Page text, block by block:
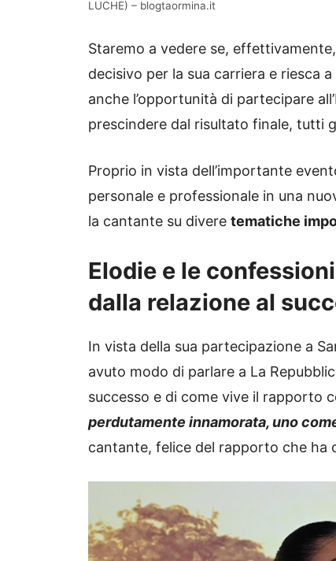
LUCHE) – blogtaormina.it
Staremo a vedere se,
decisivo per la sua carriera e riesca
anche l’opportunità di partecipare
prescindere dal risultato finale, tutti
Proprio in vista dell’importante
personale e professionale in una
la cantante su divere tematiche
Elodie e le
dalla relazione al
In vista della sua partecipazione a
avuto modo di parlare a La
successo e di come vive il rapporto
perdutamente innamorata, uno
cantante, felice del rapporto che ha